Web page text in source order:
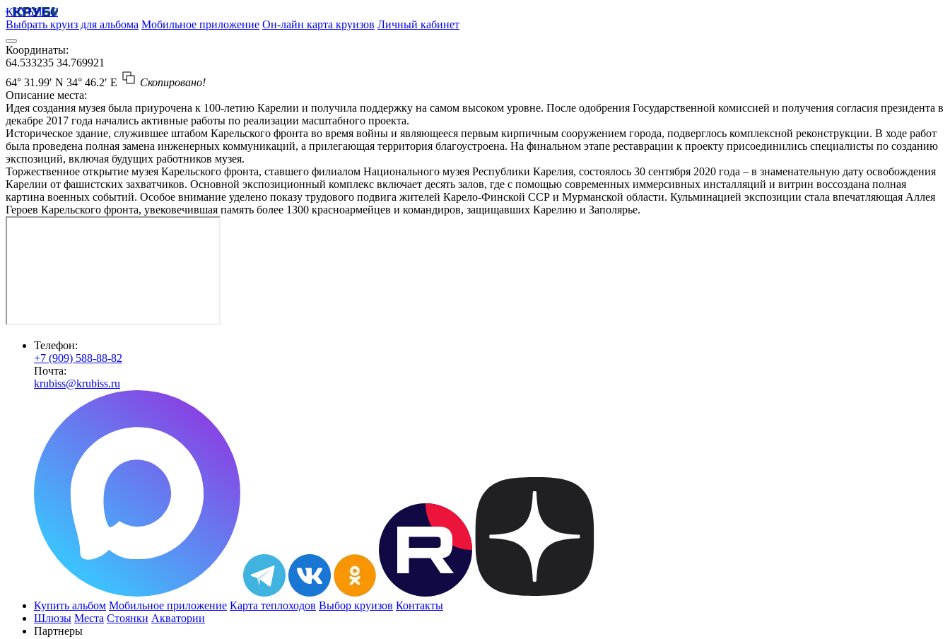
КРУБИСС
Выбрать круиз для альбома Мобильное приложение Он-лайн карта круизов Личный кабинет
Координаты:
64.533235 34.769921
64° 31.99′ N 34° 46.2′ E
Скопировано!
Описание места:
Идея создания музея была приурочена к 100-летию Карелии и получила поддержку на самом высоком уровне. После одобрения Государственной комиссией и получения согласия президента в
декабре 2017 года начались активные работы по реализации масштабного проекта.
Историческое здание, служившее штабом Карельского фронта во время войны и являющееся первым кирпичным сооружением города, подверглось комплексной реконструкции. В ходе работ
была проведена полная замена инженерных коммуникаций, а прилегающая территория благоустроена. На финальном этапе реставрации к проекту присоединились специалисты по созданию
экспозиций, включая будущих работников музея.
Торжественное открытие музея Карельского фронта, ставшего филиалом Национального музея Республики Карелия, состоялось 30 сентября 2020 года – в знаменательную дату освобождения
Карелии от фашистских захватчиков. Основной экспозиционный комплекс включает десять залов, где с помощью современных иммерсивных инсталляций и витрин воссоздана полная
картина военных событий. Особое внимание уделено показу трудового подвига жителей Карело-Финской ССР и Мурманской области. Кульминацией экспозиции стала впечатляющая Аллея
Героев Карельского фронта, увековечившая память более 1300 красноармейцев и командиров, защищавших Карелию и Заполярье.
Телефон:
+7 (909) 588-88-82
Почта:
krubiss@krubiss.ru
Купить альбом Мобильное приложение Карта теплоходов Выбор круизов Контакты
Шлюзы Места Стоянки Акватории
Партнеры